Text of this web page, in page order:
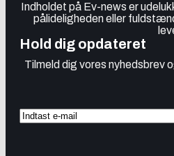
Indholdet på Ev-news er
pålideligheden eller
Hold dig opdateret
Tilmeld dig vores nyhedsbrev